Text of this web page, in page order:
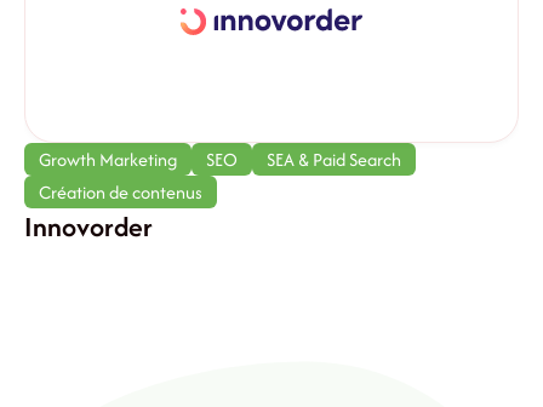
Growth Marketing SEO
SEA & Paid Search
Création de contenus
Innovorder